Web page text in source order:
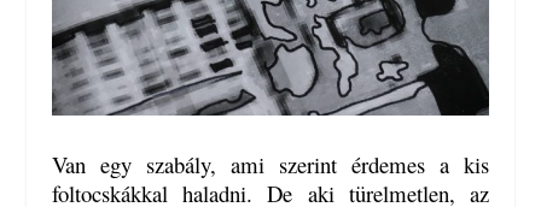
Van egy szabály, ami szerint érdemes a kis
foltocskákkal haladni. De aki türelmetlen, az